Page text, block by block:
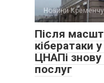
Новини
Після
кібератаки
ЦНАПі знову
послуг